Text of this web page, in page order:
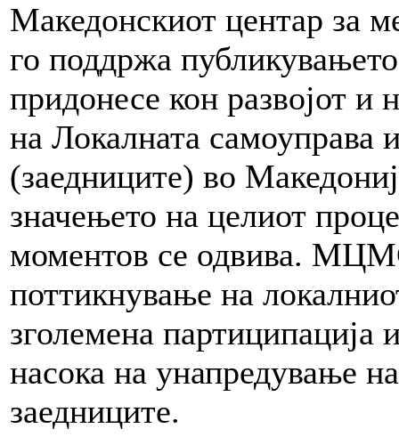
Македонскиот центар за
го поддржа
придонесе кон развојот и
на Локалната самоуправа
(заедниците) во
значењето на целиот
моментов се одвива.
поттикнување на
зголемена партиципација
насока на унапредување
заедниците.